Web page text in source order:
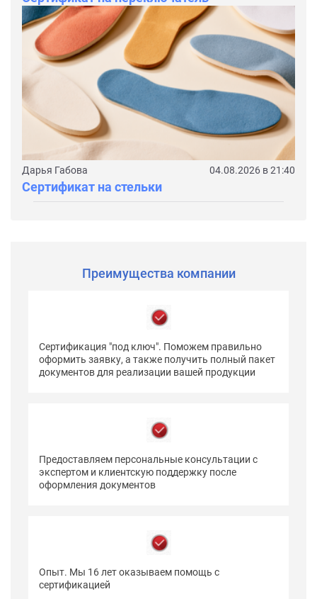
Дарья Габова 04.08.2026 в 21:40
Сертификат на стельки
Преимущества компании
Сертификация "под ключ". Поможем правильно
оформить заявку, а также получить полный пакет
документов для реализации вашей продукции
Предоставляем персональные консультации с
экспертом и клиентскую поддержку после
оформления документов
Опыт. Мы 16 лет оказываем помощь с
сертификацией